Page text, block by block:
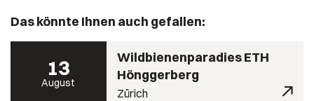
Das könnte Ihnen auch gefallen:
13
August
Wildbienenparadies ETH
Hönggerberg
Zürich